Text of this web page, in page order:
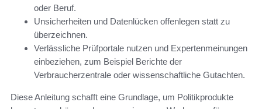
oder Beruf.
Unsicherheiten und Datenlücken offenlegen statt zu
überzeichnen.
Verlässliche Prüfportale nutzen und Expertenmeinungen
einbeziehen, zum Beispiel Berichte der
Verbraucherzentrale oder wissenschaftliche Gutachten.
Diese Anleitung schafft eine Grundlage, um Politikprodukte